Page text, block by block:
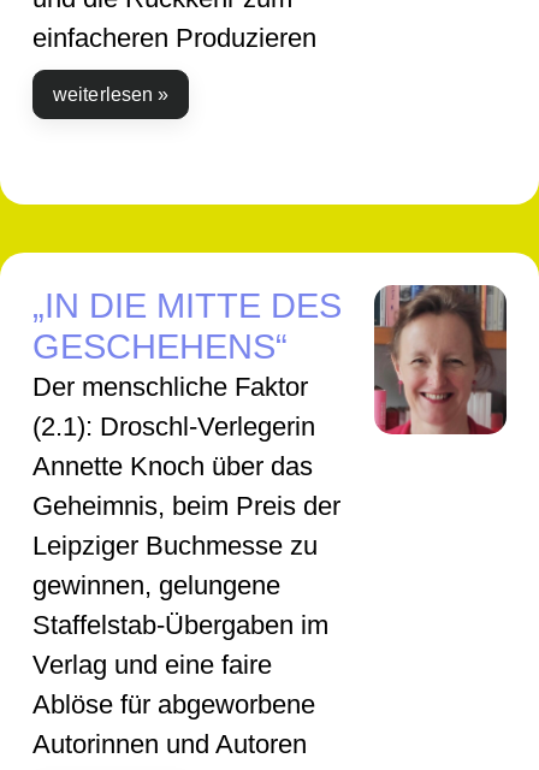
einfacheren Produzieren
weiterlesen »
„IN DIE MITTE DES
GESCHEHENS“
Der menschliche Faktor
(2.1): Droschl-Verlegerin
Annette Knoch über das
Geheimnis, beim Preis der
Leipziger Buchmesse zu
gewinnen, gelungene
Staffelstab-Übergaben im
Verlag und eine faire
Ablöse für abgeworbene
Autorinnen und Autoren